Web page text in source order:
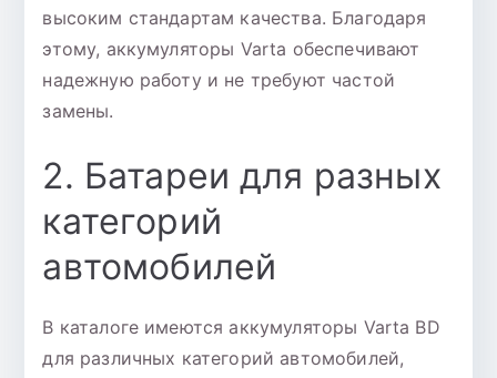
высоким стандартам качества. Благодаря
этому, аккумуляторы Varta обеспечивают
надежную работу и не требуют частой
замены.
2. Батареи для разных
категорий
автомобилей
В каталоге имеются аккумуляторы Varta BD
для различных категорий автомобилей,